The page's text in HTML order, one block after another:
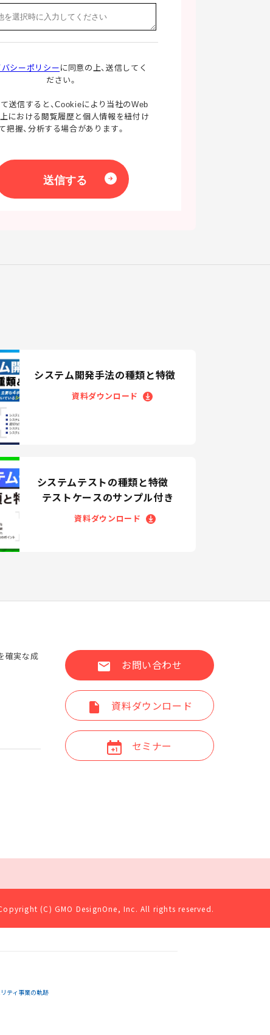
バシーポリシーに同意の上、送信してく
ださい。
送信すると、Cookieにより当社のWeb
における閲覧履歴と個人情報を紐付け
把握、分析する場合があります。
システム開発手法の種類と特徴
資料ダウンロード
システムテストの種類と特徴
テストケースのサンプル付き
資料ダウンロード
確実な成
お問い合わせ
資料ダウンロード
セミナー
(C) GMO DesignOne, Inc. All rights reserved.
ティ事業の軌跡